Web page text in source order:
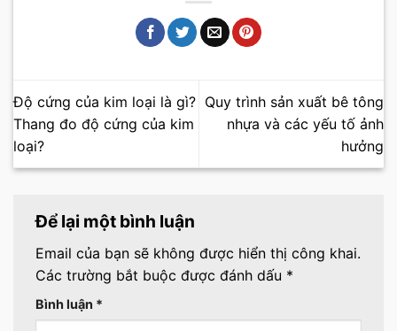
Độ cứng của kim loại là gì?
Thang đo độ cứng của kim
loại?
Quy trình sản xuất bê tông
nhựa và các yếu tố ảnh
hưởng
Để lại một bình luận
Email của bạn sẽ không được hiển thị công khai.
Các trường bắt buộc được đánh dấu *
Bình luận *